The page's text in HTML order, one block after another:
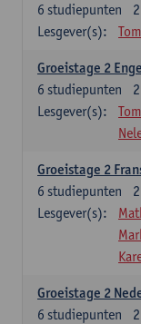
6 studiepunten
Lesgever(s):
Groeistage 2
6 studiepunten
Lesgever(s):
Groeistage 2
6 studiepunten
Lesgever(s):
Groeistage 2
6 studiepunten